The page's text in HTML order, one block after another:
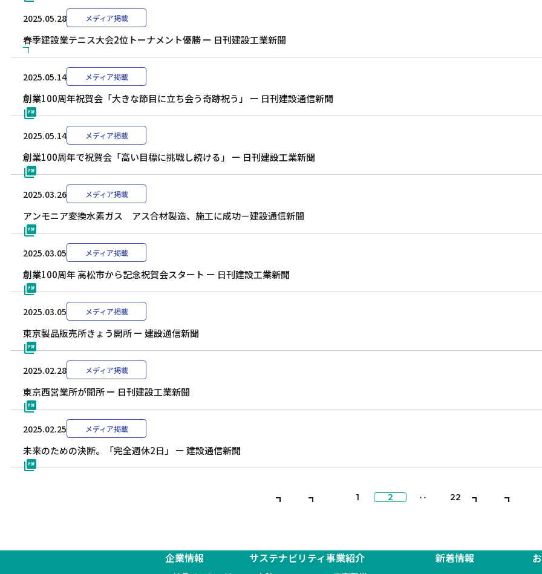
2025.05.28 メディア掲載
春季建設業テニス大会2位トーナメント優勝 ー 日刊建設工業新聞
2025.05.14 メディア掲載
創業100周年祝賀会「大きな節目に立ち会う奇跡祝う」 ー 日刊建設通信新聞
2025.05.14 メディア掲載
創業100周年で祝賀会「高い目標に挑戦し続ける」 ー 日刊建設工業新聞
2025.03.26 メディア掲載
アンモニア変換水素ガス アス合材製造、施工に成功－建設通信新聞
2025.03.05 メディア掲載
創業100周年 高松市から記念祝賀会スタート ー 日刊建設工業新聞
2025.03.05 メディア掲載
東京製品販売所きょう開所 ー 建設通信新聞
2025.02.28 メディア掲載
東京西営業所が開所 ー 日刊建設工業新聞
2025.02.25 メディア掲載
未来のための決断。「完全週休2日」 ー 建設通信新聞
1 2 ‥ 22
企業情報 サステナビリティ事業紹介
新着情報